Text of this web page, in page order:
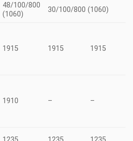
48/100/800
(1060)
30/100/800 (1060)
1915 1915 1915
1910 – –